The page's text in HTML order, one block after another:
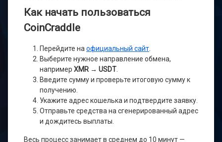
Как начать пользоваться
CoinCraddle
Перейдите на официальный сайт
Выберите нужное направление обмена,
например XMR → USDT
Введите сумму и проверьте итоговую сумму к
получению.
Укажите адрес кошелька и подтвердите заявку.
Отправьте средства на сгенерированный адрес
и дождитесь выплаты.
Весь процесс занимает в среднем до 10 минут —